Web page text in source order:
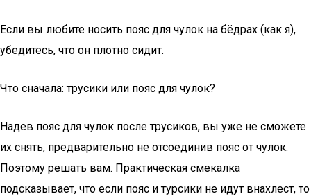
Если вы любите носить пояс для чулок на бёдрах (как я),
убедитесь, что он плотно сидит.
Что сначала: трусики или пояс для чулок?
Надев пояс для чулок после трусиков, вы уже не сможете
их снять, предварительно не отсоединив пояс от чулок.
Поэтому решать вам. Практическая смекалка
подсказывает, что если пояс и турсики не идут внахлест, то